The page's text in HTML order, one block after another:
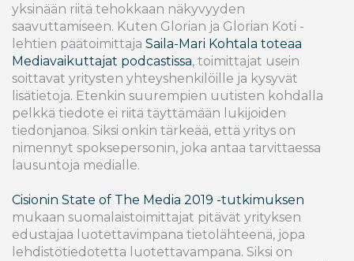
yksinään riitä tehokkaan näkyvyyden
saavuttamiseen. Kuten Glorian ja Glorian Koti -
lehtien päätoimittaja Saila-Mari Kohtala toteaa
Mediavaikuttajat podcastissa, toimittajat usein
soittavat yritysten yhteyshenkilöille ja kysyvät
lisätietoja. Etenkin suurempien uutisten kohdalla
pelkkä tiedote ei riitä täyttämään lukijoiden
tiedonjanoa. Siksi onkin tärkeää, että yritys on
nimennyt spoksepersonin, joka antaa tarvittaessa
lausuntoja medialle.
Cisionin State of The Media 2019 -tutkimuksen
mukaan suomalaistoimittajat pitävät yrityksen
edustajaa luotettavimpana tietolähteenä, jopa
lehdistötiedotetta luotettavampana. Siksi on